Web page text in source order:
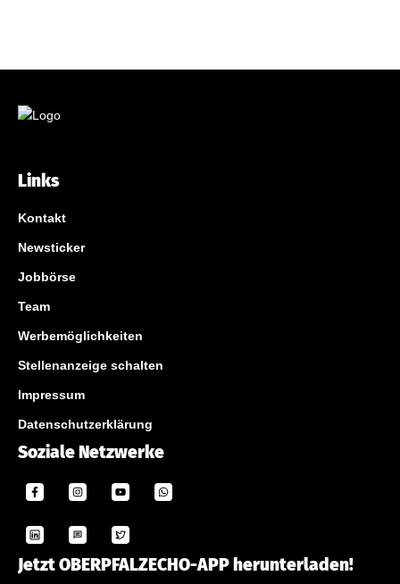
Links
Kontakt
Newsticker
Jobbörse
Team
Werbemöglichkeiten
Stellenanzeige schalten
Impressum
Datenschutzerklärung
Soziale Netzwerke
Jetzt OBERPFALZECHO-APP herunterladen!